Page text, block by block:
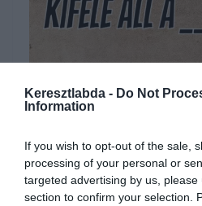
Keresztlabda - Do Not
Information
If you wish to opt-out of the sale,
processing of your personal or
targeted advertising by us,
section to confirm your selection.